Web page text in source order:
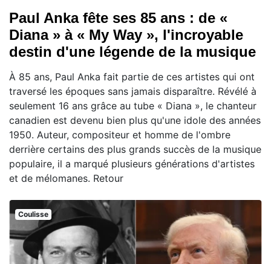
Paul Anka fête ses 85 ans : de «
Diana » à « My Way », l'incroyable
destin d'une légende de la musique
À 85 ans, Paul Anka fait partie de ces artistes qui ont
traversé les époques sans jamais disparaître. Révélé à
seulement 16 ans grâce au tube « Diana », le chanteur
canadien est devenu bien plus qu'une idole des années
1950. Auteur, compositeur et homme de l'ombre
derrière certains des plus grands succès de la musique
populaire, il a marqué plusieurs générations d'artistes
et de mélomanes. Retour
Coulisse